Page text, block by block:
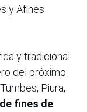
y Afines
y tradicional
del próximo
Piura,
fines de